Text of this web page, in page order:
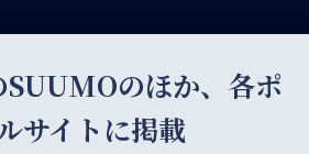
SUUMOのほか、各ポ
サイトに掲載